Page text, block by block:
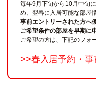
毎年9月下旬から10月中旬
め、翌春に入居可能な部屋
事前エントリーされた方へ
ご希望条件の部屋を早期に
ご希望の方は、下記のフォ
>>春入居予約・